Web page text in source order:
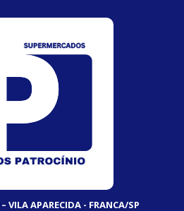
VILA APARECIDA - FRANCA/SP